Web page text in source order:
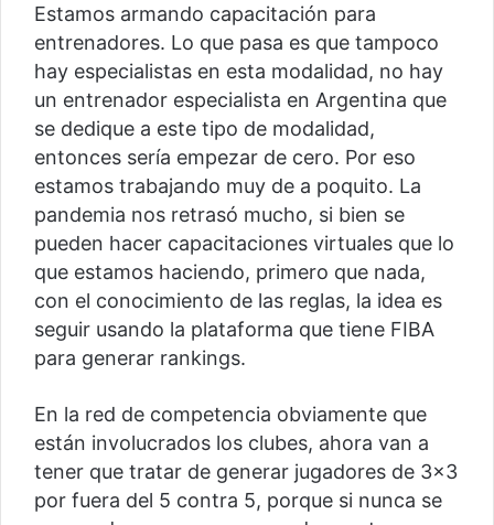
Estamos armando capacitación para
entrenadores. Lo que pasa es que tampoco
hay especialistas en esta modalidad, no hay
un entrenador especialista en Argentina que
se dedique a este tipo de modalidad,
entonces sería empezar de cero. Por eso
estamos trabajando muy de a poquito. La
pandemia nos retrasó mucho, si bien se
pueden hacer capacitaciones virtuales que lo
que estamos haciendo, primero que nada,
con el conocimiento de las reglas, la idea es
seguir usando la plataforma que tiene FIBA
para generar rankings.
En la red de competencia obviamente que
están involucrados los clubes, ahora van a
tener que tratar de generar jugadores de 3×3
por fuera del 5 contra 5, porque si nunca se